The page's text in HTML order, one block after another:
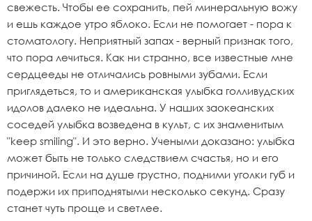
свежесть. Чтобы ее сохранить, пей минеральную вожу
и ешь каждое утро яблоко. Если не помогает - пора к
стоматологу. Неприятный запах - верный признак того,
что пора лечиться. Как ни странно, все известные мне
сердцееды не отличались ровными зубами. Если
приглядеться, то и американская улыбка голливудских
идолов далеко не идеальна. У наших заокеанских
соседей улыбка возведена в культ, с их знаменитым
"keep smiling". И это верно. Учеными доказано: улыбка
может быть не только следствием счастья, но и его
причиной. Если на душе грустно, подними уголки губ и
подержи их приподнятыми несколько секунд. Сразу
станет чуть проще и светлее.